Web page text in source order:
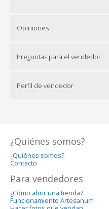
Opiniones
Preguntas para el vendedor
Perfil de vendedor
¿Quiénes somos?
¿Quiénes somos?
Contacto
Para vendedores
¿Cómo abrir una tienda?
Funcionamiento Artesanum